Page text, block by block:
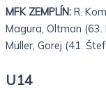
MFK ZEMPLÍN: R.
Magura, Oltman (63.
Müller, Gorej (41.
U14